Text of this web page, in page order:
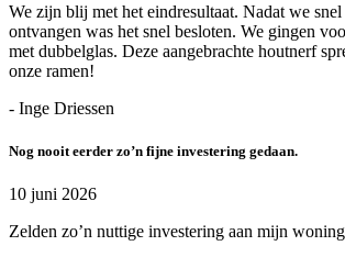
We zijn blij met het eindresultaat. Nadat we snel
ontvangen was het snel besloten. We gingen
met dubbelglas. Deze aangebrachte houtnerf
onze ramen!
- Inge Driessen
Nog nooit eerder zo’n fijne investering gedaan.
10 juni 2026
Zelden zo’n nuttige investering aan mijn